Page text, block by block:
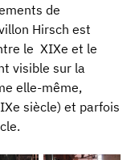
de
Hirsch est
le XIXe et le
visible sur la
elle-même,
siècle) et parfois